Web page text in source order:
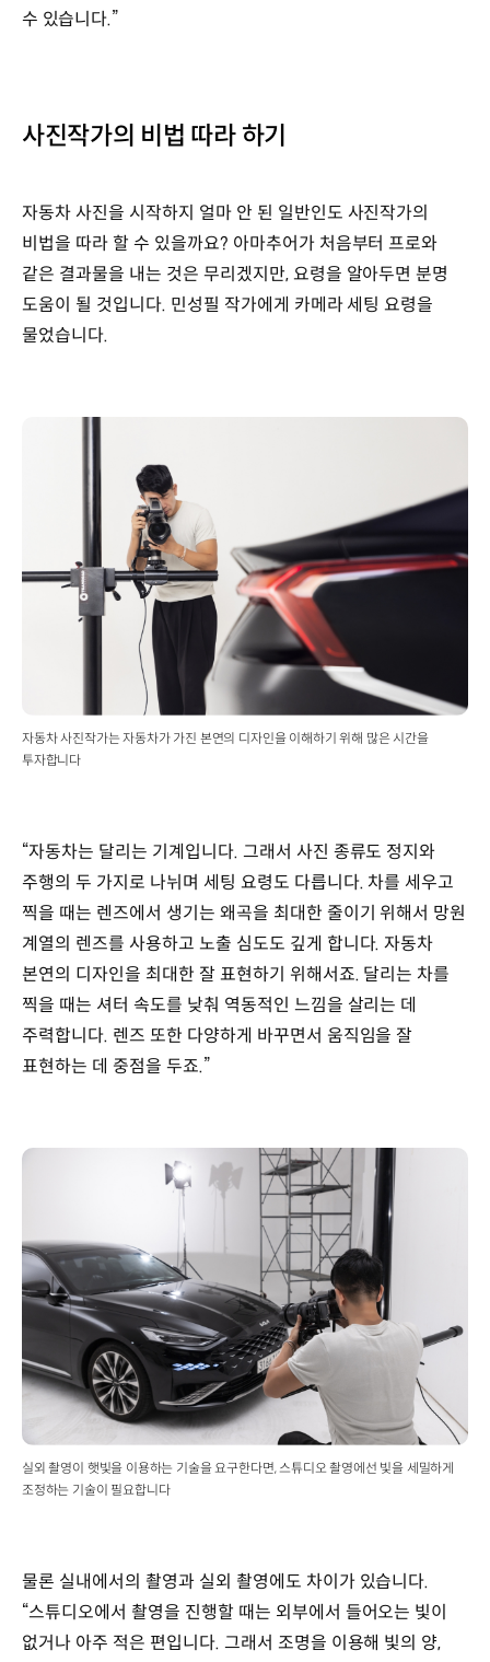
수 있습니다.”
사진작가의 비법 따라 하기
자동차 사진을 시작하지 얼마 안 된 일반인도 사진작가의
비법을 따라 할 수 있을까요? 아마추어가 처음부터 프로와
같은 결과물을 내는 것은 무리겠지만, 요령을 알아두면 분명
도움이 될 것입니다. 민성필 작가에게 카메라 세팅 요령을
물었습니다.
자동차 사진작가는 자동차가 가진 본연의 디자인을 이해하기 위해 많은 시간을
투자합니다
“자동차는 달리는 기계입니다. 그래서 사진 종류도 정지와
주행의 두 가지로 나뉘며 세팅 요령도 다릅니다. 차를 세우고
찍을 때는 렌즈에서 생기는 왜곡을 최대한 줄이기 위해서 망원
계열의 렌즈를 사용하고 노출 심도도 깊게 합니다. 자동차
본연의 디자인을 최대한 잘 표현하기 위해서죠. 달리는 차를
찍을 때는 셔터 속도를 낮춰 역동적인 느낌을 살리는 데
주력합니다. 렌즈 또한 다양하게 바꾸면서 움직임을 잘
표현하는 데 중점을 두죠.”
실외 촬영이 햇빛을 이용하는 기술을 요구한다면, 스튜디오 촬영에선 빛을 세밀하게
조정하는 기술이 필요합니다
물론 실내에서의 촬영과 실외 촬영에도 차이가 있습니다.
“스튜디오에서 촬영을 진행할 때는 외부에서 들어오는 빛이
없거나 아주 적은 편입니다. 그래서 조명을 이용해 빛의 양,